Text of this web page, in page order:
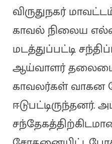
விருதுநகர்
காவல் நிலைய
மடத்துப்பட்டி
ஆய்வாளர்
காவலர்கள்
ஈடுபட்டிருந்தனர்.